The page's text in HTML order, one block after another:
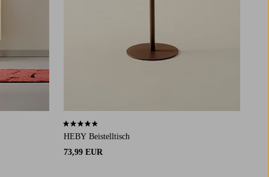
HEBY Beistelltisch
73,99 EUR
4,7 basierend auf 31 Bewertungen